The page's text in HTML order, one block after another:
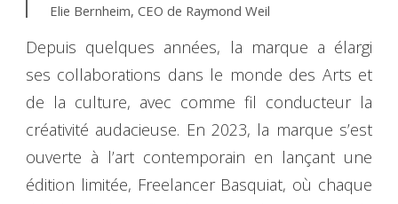
Elie Bernheim, CEO de Raymond Weil
Depuis quelques années, la marque a élargi
ses collaborations dans le monde des Arts et
de la culture, avec comme fil conducteur la
créativité audacieuse. En 2023, la marque s’est
ouverte à l’art contemporain en lançant une
édition limitée, Freelancer Basquiat, où chaque